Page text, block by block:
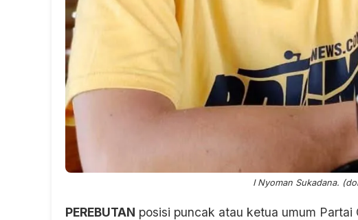
I Nyoman Sukadana.
PEREBUTAN posisi puncak atau ketua umum